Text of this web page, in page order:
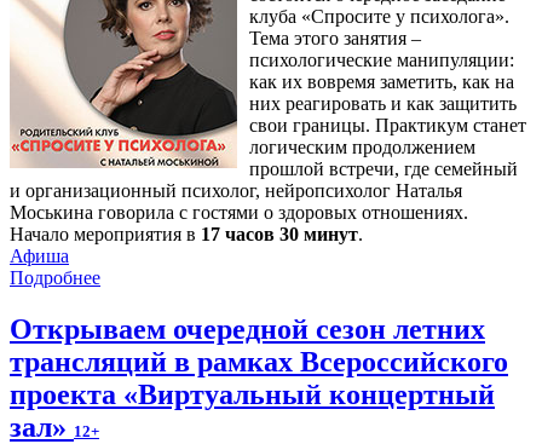
клуба «Спросите у психолога».
Тема этого занятия –
психологические манипуляции:
как их вовремя заметить, как на
них реагировать и как защитить
свои границы. Практикум станет
логическим продолжением
прошлой встречи, где семейный
и организационный психолог, нейропсихолог Наталья
Моськина говорила с гостями о здоровых отношениях.
Начало мероприятия в 17 часов 30 минут.
Афиша
Подробнее
Открываем очередной сезон летних
трансляций в рамках Всероссийского
проекта «Виртуальный концертный
зал» 12+